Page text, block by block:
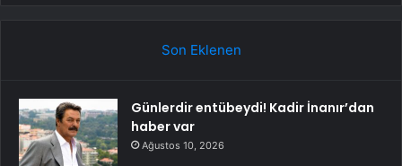
Son Eklenen
Günlerdir entübeydi! Kadir İnanır’dan
haber var
Ağustos 10, 2026